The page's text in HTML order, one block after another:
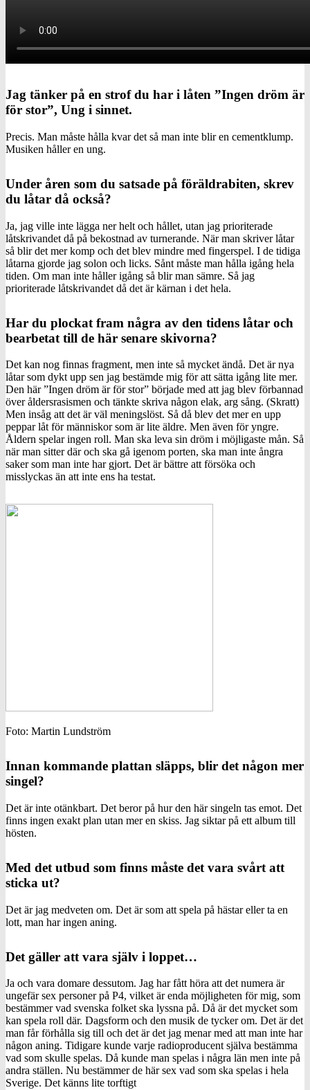
Jag tänker på en strof du har i låten ”Ingen dröm är
för stor”, Ung i sinnet.
Precis. Man måste hålla kvar det så man inte blir en cementklump.
Musiken håller en ung.
Under åren som du satsade på föräldrabiten, skrev
du låtar då också?
Ja, jag ville inte lägga ner helt och hållet, utan jag prioriterade
låtskrivandet då på bekostnad av turnerande. När man skriver låtar
så blir det mer komp och det blev mindre med fingerspel. I de tidiga
låtarna gjorde jag solon och licks. Sånt måste man hålla igång hela
tiden. Om man inte håller igång så blir man sämre. Så jag
prioriterade låtskrivandet då det är kärnan i det hela.
Har du plockat fram några av den tidens låtar och
bearbetat till de här senare skivorna?
Det kan nog finnas fragment, men inte så mycket ändå. Det är nya
låtar som dykt upp sen jag bestämde mig för att sätta igång lite mer.
Den här ”Ingen dröm är för stor” började med att jag blev förbannad
över åldersrasismen och tänkte skriva någon elak, arg sång. (Skratt)
Men insåg att det är väl meningslöst. Så då blev det mer en upp
peppar låt för människor som är lite äldre. Men även för yngre.
Åldern spelar ingen roll. Man ska leva sin dröm i möjligaste mån. Så
när man sitter där och ska gå igenom porten, ska man inte ångra
saker som man inte har gjort. Det är bättre att försöka och
misslyckas än att inte ens ha testat.
Foto: Martin Lundström
Innan kommande plattan släpps, blir det någon mer
singel?
Det är inte otänkbart. Det beror på hur den här singeln tas emot. Det
finns ingen exakt plan utan mer en skiss. Jag siktar på ett album till
hösten.
Med det utbud som finns måste det vara svårt att
sticka ut?
Det är jag medveten om. Det är som att spela på hästar eller ta en
lott, man har ingen aning.
Det gäller att vara själv i loppet…
Ja och vara domare dessutom. Jag har fått höra att det numera är
ungefär sex personer på P4, vilket är enda möjligheten för mig, som
bestämmer vad svenska folket ska lyssna på. Då är det mycket som
kan spela roll där. Dagsform och den musik de tycker om. Det är det
man får förhålla sig till och det är det jag menar med att man inte har
någon aning. Tidigare kunde varje radioproducent själva bestämma
vad som skulle spelas. Då kunde man spelas i några län men inte på
andra ställen. Nu bestämmer de här sex vad som ska spelas i hela
Sverige. Det känns lite torftigt